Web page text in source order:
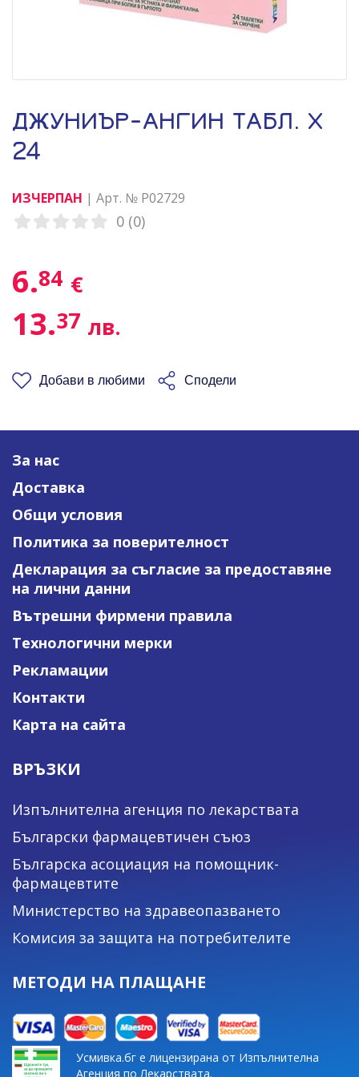
ДЖУНИЪР-АНГИН ТАБЛ. Х
24
ИЗЧЕРПАН | Арт. № P02729
0 (0)
6.84 €
13.37 лв.
Добави в любими Сподели
За нас
Доставка
Общи условия
Политика за поверителност
Декларация за съгласие за предоставяне
на лични данни
Вътрешни фирмени правила
Технологични мерки
Рекламации
Контакти
Карта на сайта
ВРЪЗКИ
Изпълнителна агенция по лекарствата
Български фармацевтичен съюз
Българска асоциация на помощник-
фармацевтите
Министерство на здравеопазването
Комисия за защита на потребителите
МЕТОДИ НА ПЛАЩАНЕ
Усмивка.бг е лицензирана от Изпълнителна
Агенция по Лекарствата.